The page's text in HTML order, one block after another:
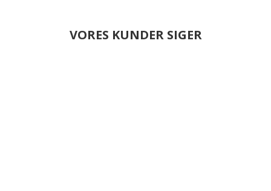
VORES KUNDER SIGER